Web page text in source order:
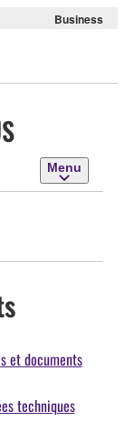
Business
Menu
et documents
techniques